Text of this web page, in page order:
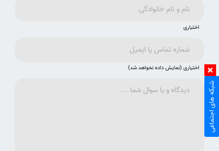
اختیاری
اختیاری (نمایش داده نخواهد شد)
شبکه های اجتماعی